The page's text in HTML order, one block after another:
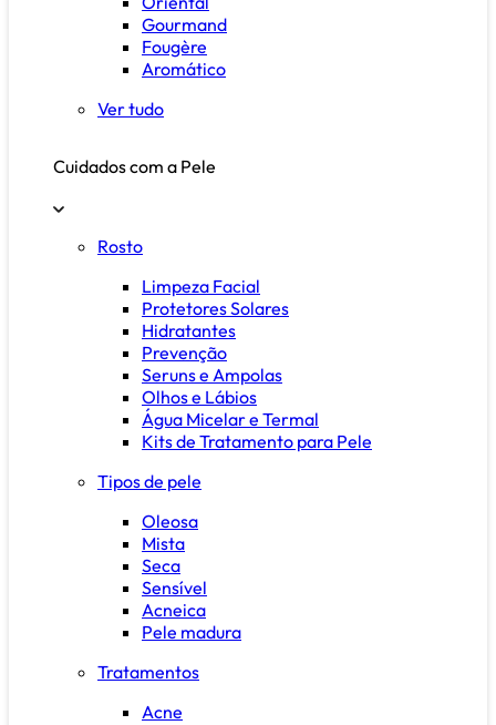
Gourmand
Fougère
Aromático
Ver tudo
Cuidados com a Pele
Rosto
Limpeza Facial
Protetores Solares
Hidratantes
Prevenção
Seruns e Ampolas
Olhos e Lábios
Água Micelar e Termal
Kits de Tratamento para Pele
Tipos de pele
Oleosa
Mista
Seca
Sensível
Acneica
Pele madura
Tratamentos
Acne